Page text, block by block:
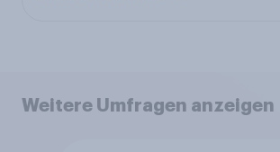
Weitere Umfragen anzeigen